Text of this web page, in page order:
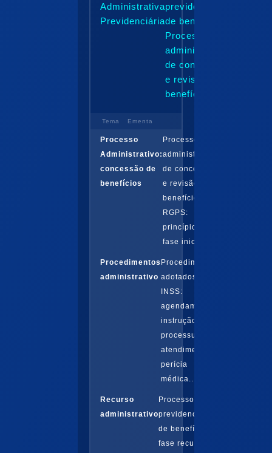
Administrativa
Previdenciária
previdenciário
de benefícios:
Processo
administrativo
de concessão
e revisão de
benefícios
Tema Ementa
Processo
Administrativo:
concessão de
benefícios
Processo
administrativo
de concessão
e revisão de
benefícios do
RGPS:
princípios,
fase inicial...
Procedimentos
administrativo
Procedimentos
adotados pelo
INSS:
agendamentos,
instrução
processual,
atendimento,
perícia
médica...
Recurso
administrativo
Processo
previdenciário
de benefícios:
fase recursal.